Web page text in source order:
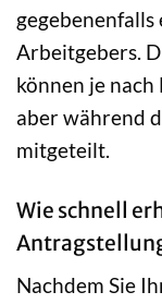
Arbeitgebers.
können je
aber während
mitgeteilt.
Wie schnell
Nachdem Sie